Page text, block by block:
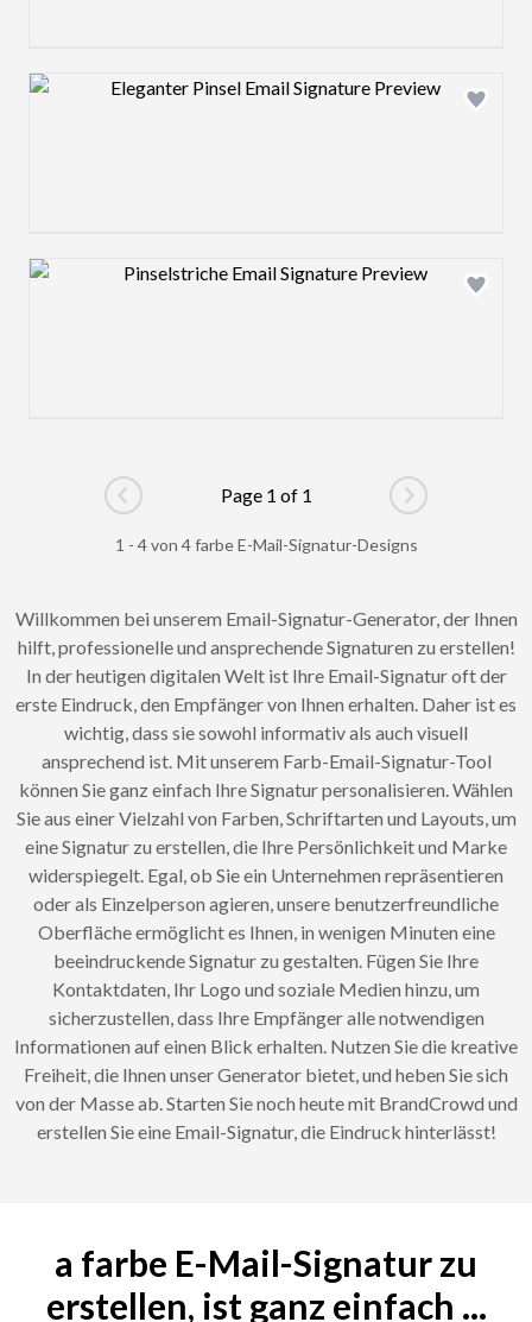
Design preview image
Design preview image
Go to previous page
Page 1 of 1
Go to next
1 - 4 von 4 farbe E-Mail-Signatur-Designs
Willkommen bei unserem Email-Signatur-Generator, der Ihnen
hilft, professionelle und ansprechende Signaturen zu erstellen!
In der heutigen digitalen Welt ist Ihre Email-Signatur oft der
erste Eindruck, den Empfänger von Ihnen erhalten. Daher ist es
wichtig, dass sie sowohl informativ als auch visuell
ansprechend ist. Mit unserem Farb-Email-Signatur-Tool
können Sie ganz einfach Ihre Signatur personalisieren. Wählen
Sie aus einer Vielzahl von Farben, Schriftarten und Layouts, um
eine Signatur zu erstellen, die Ihre Persönlichkeit und Marke
widerspiegelt. Egal, ob Sie ein Unternehmen repräsentieren
oder als Einzelperson agieren, unsere benutzerfreundliche
Oberfläche ermöglicht es Ihnen, in wenigen Minuten eine
beeindruckende Signatur zu gestalten. Fügen Sie Ihre
Kontaktdaten, Ihr Logo und soziale Medien hinzu, um
sicherzustellen, dass Ihre Empfänger alle notwendigen
Informationen auf einen Blick erhalten. Nutzen Sie die kreative
Freiheit, die Ihnen unser Generator bietet, und heben Sie sich
von der Masse ab. Starten Sie noch heute mit BrandCrowd und
erstellen Sie eine Email-Signatur, die Eindruck hinterlässt!
a farbe E-Mail-Signatur zu
erstellen, ist ganz einfach ...